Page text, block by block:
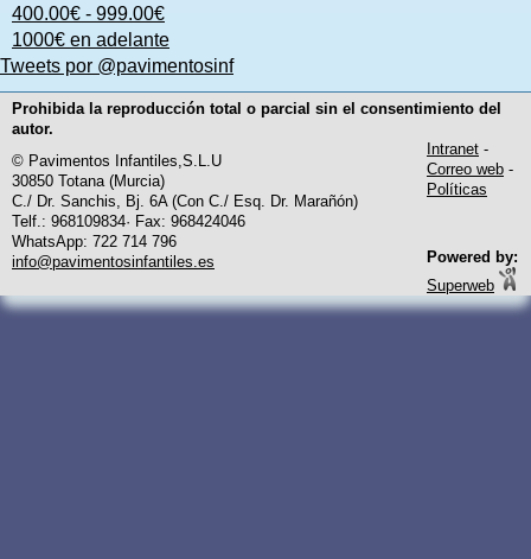
400.00€ - 999.00€
1000€ en adelante
Tweets por @pavimentosinf
Prohibida la reproducción total o parcial sin el consentimiento del
autor.
© Pavimentos Infantiles,S.L.U
30850 Totana (Murcia)
C./ Dr. Sanchis, Bj. 6A (Con C./ Esq. Dr. Marañón)
Telf.: 968109834· Fax: 968424046
WhatsApp: 722 714 796
info@pavimentosinfantiles.es
Intranet -
Correo web -
Políticas
Powered by:
Superweb